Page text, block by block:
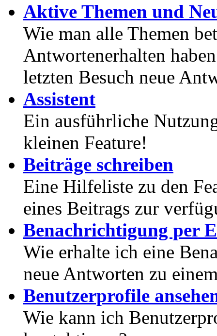
Aktive Themen und
Wie man alle Themen
Antwortenerhalten
letzten Besuch neue
Assistent
Ein ausführliche
kleinen Feature!
Beiträge schreiben
Eine Hilfeliste zu den
eines Beitrags zur
Benachrichtigung per
Wie erhalte ich eine
neue Antworten zu
Benutzerprofile
Wie kann ich